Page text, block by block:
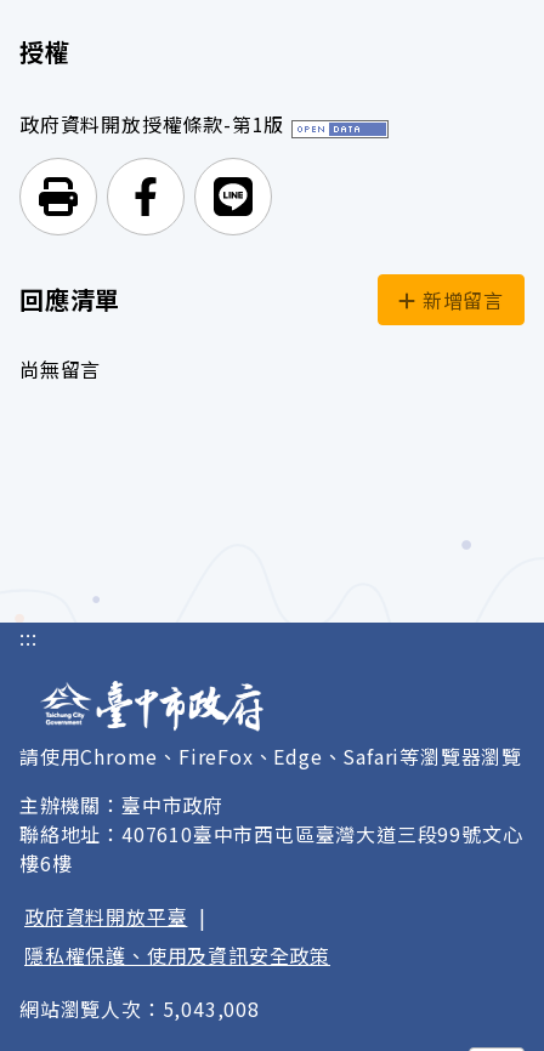
授權
政府資料開放授權條款-第1版
列印頁面前往Facebook
前往Line
回應清單 新增留言
尚無留言
:::
請使用Chrome、FireFox、Edge、Safari等瀏覽器瀏覽
主辦機關：臺中市政府
聯絡地址：407610臺中市西屯區臺灣大道三段99號文心
樓6樓
政府資料開放平臺 |
隱私權保護、使用及資訊安全政策
網站瀏覽人次：5,043,008